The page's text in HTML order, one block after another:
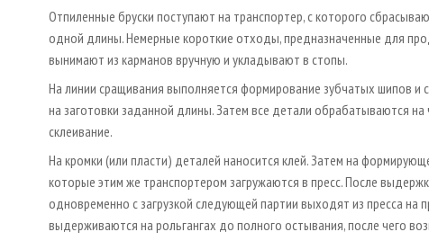
Отпиленные бруски поступают на транспортер, с которого
одной длины. Немерные короткие отходы, предназначенные для
вынимают из карманов вручную и укладывают в стопы.
На линии сращивания выполняется формирование зубчатых шипов
на заготовки заданной длины. Затем все детали обрабатываются
склеивание.
На кромки (или пласти) деталей наносится клей. Затем на
которые этим же транспортером загружаются в пресс. После
одновременно с загрузкой следующей партии выходят из пресса на
выдерживаются на рольгангах до полного остывания, после чего